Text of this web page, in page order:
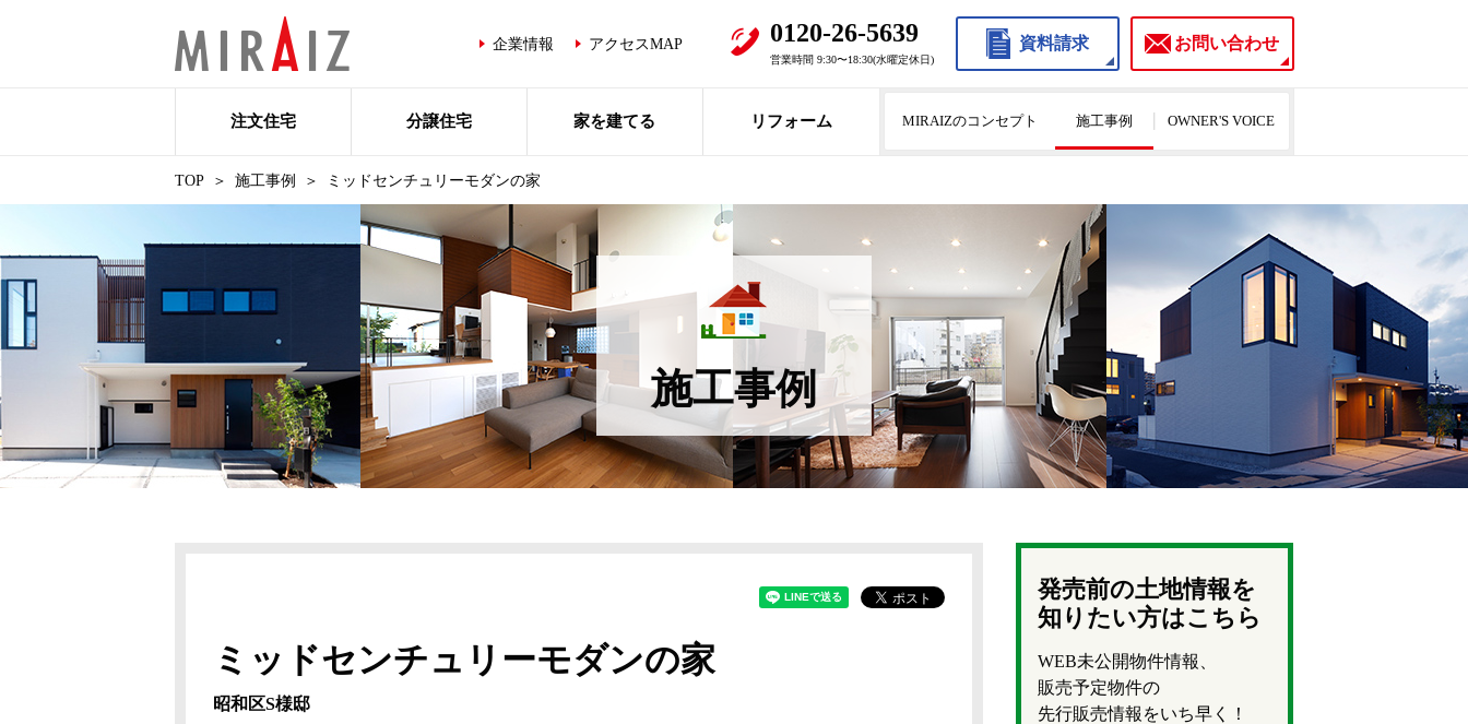
企業情報 アクセスMAP 0120-26-5639
営業時間 9:30〜18:30(水曜定休日)
資料請求 お問い合わせ
注文住宅 分譲住宅 家を建てる リフォーム MIRAIZのコンセプト 施工事例 OWNER'S VOICE
TOP 施工事例 ミッドセンチュリーモダンの家
施工事例
ミッドセンチュリーモダンの家
昭和区S様邸
発売前の土地情報を
知りたい方はこちら
WEB未公開物件情報、
販売予定物件の
先行販売情報をいち早く！